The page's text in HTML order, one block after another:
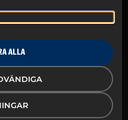
av unika och hållbara
är framtagna efter
varumärkesspridning
ALLA